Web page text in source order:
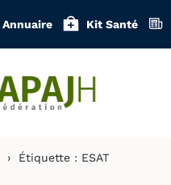
Annuaire Kit Santé
› Étiquette : ESAT